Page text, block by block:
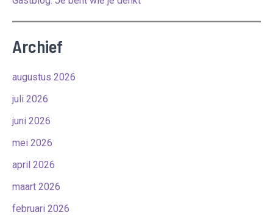
Archief
augustus 2026
juli 2026
juni 2026
mei 2026
april 2026
maart 2026
februari 2026